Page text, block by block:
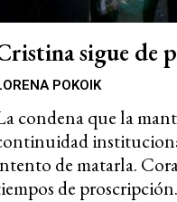
sigue de
POKOIK
condena que la
de matarla.
de proscripción.